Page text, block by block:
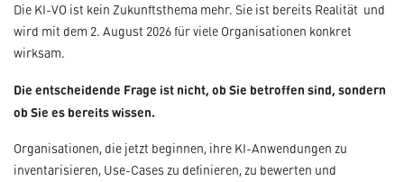
Die KI-VO ist kein Zukunftsthema mehr. Sie ist bereits Realität und
wird mit dem 2. August 2026 für viele Organisationen konkret
wirksam.
Die entscheidende Frage ist nicht, ob Sie betroffen sind, sondern
ob Sie es bereits wissen.
Organisationen, die jetzt beginnen, ihre KI-Anwendungen zu
inventarisieren, Use-Cases zu definieren, zu bewerten und